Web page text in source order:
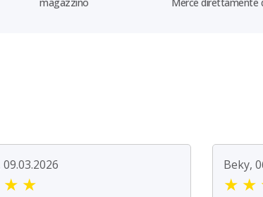
★ ★
Beky,
★ ★